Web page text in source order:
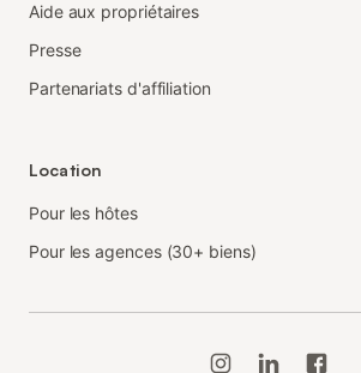
Aide aux propriétaires
Presse
Partenariats d'affiliation
Location
Pour les hôtes
Pour les agences (30+ biens)